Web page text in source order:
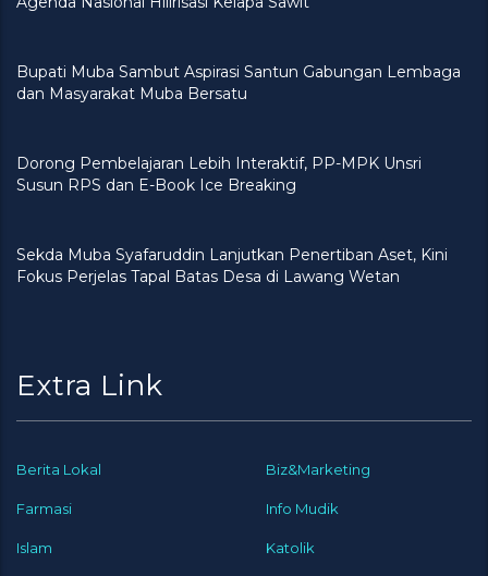
Bupati Muba Sambut Aspirasi Santun Gabungan Lembaga
dan Masyarakat Muba Bersatu
Dorong Pembelajaran Lebih Interaktif, PP-MPK Unsri
Susun RPS dan E-Book Ice Breaking
Sekda Muba Syafaruddin Lanjutkan Penertiban Aset, Kini
Fokus Perjelas Tapal Batas Desa di Lawang Wetan
Extra Link
Berita Lokal Biz&Marketing
Farmasi Info Mudik
Islam Katolik